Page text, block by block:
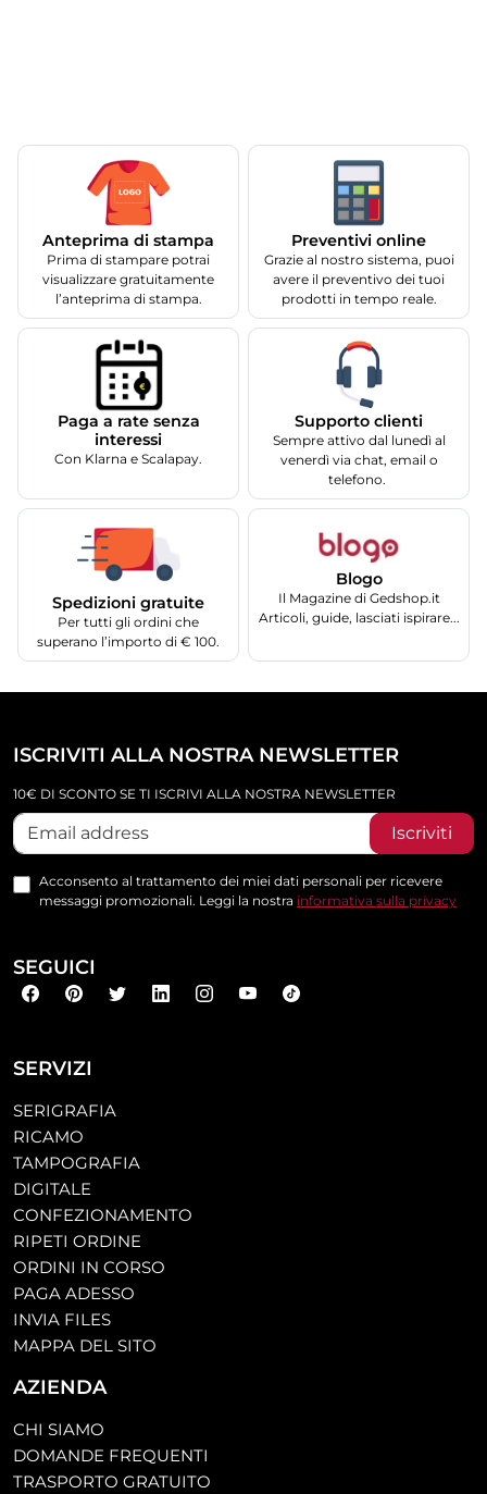
Anteprima di stampa
Prima di stampare potrai
visualizzare gratuitamente
l’anteprima di stampa.
Preventivi online
Grazie al nostro sistema, puoi
avere il preventivo dei tuoi
prodotti in tempo reale.
Paga a rate senza
interessi
Con Klarna e Scalapay.
Supporto clienti
Sempre attivo dal lunedì al
venerdì via chat, email o
telefono.
Spedizioni gratuite
Per tutti gli ordini che
superano l’importo di € 100.
Blogo
Il Magazine di Gedshop.it
Articoli, guide, lasciati ispirare...
SERVIZI
SERIGRAFIA
RICAMO
TAMPOGRAFIA
DIGITALE
CONFEZIONAMENTO
RIPETI ORDINE
ORDINI IN CORSO
PAGA ADESSO
INVIA FILES
MAPPA DEL SITO
AZIENDA
CHI SIAMO
DOMANDE FREQUENTI
TRASPORTO GRATUITO
ISCRIVITI ALLA NOSTRA NEWSLETTER
10€ DI SCONTO SE TI ISCRIVI ALLA NOSTRA NEWSLETTER
Iscriviti
Acconsento al trattamento dei miei dati personali per ricevere
messaggi promozionali. Leggi la nostra informativa sulla privacy
SEGUICI